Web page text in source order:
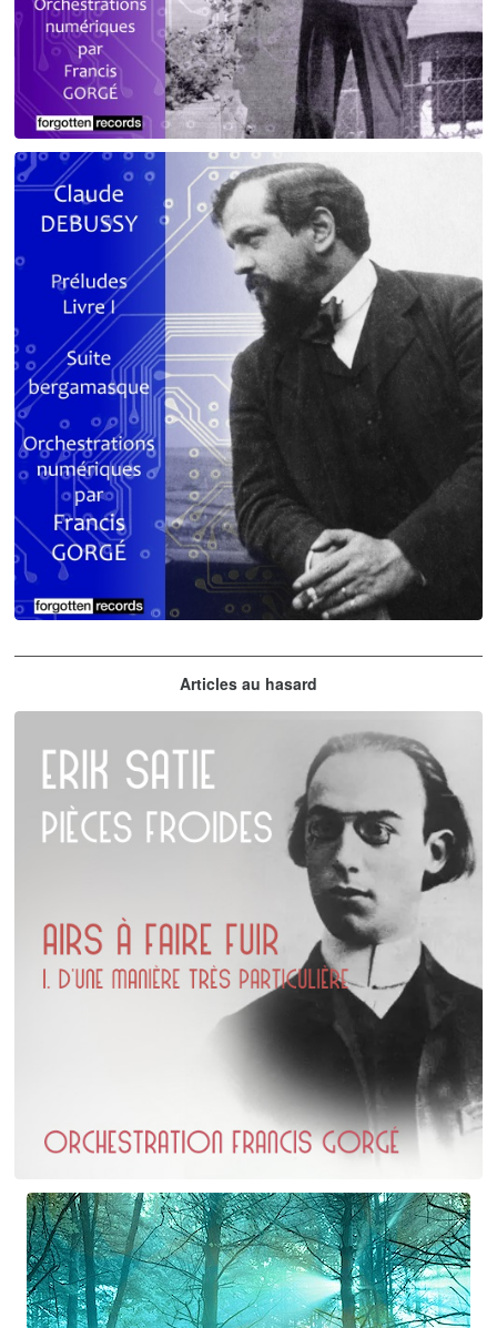
Debussy - Schmitt - Ravel
orchestrations numériques par Francis Gorgé
Articles au hasard
Erik Satie
D'une manière particulière